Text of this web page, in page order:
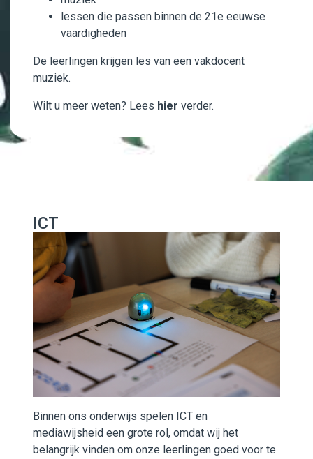
lessen die passen binnen de 21e eeuwse
vaardigheden
De leerlingen krijgen les van een vakdocent
muziek.
Wilt u meer weten? Lees hier verder.
ICT
Binnen ons onderwijs spelen ICT en
mediawijsheid een grote rol, omdat wij het
belangrijk vinden om onze leerlingen goed voor te